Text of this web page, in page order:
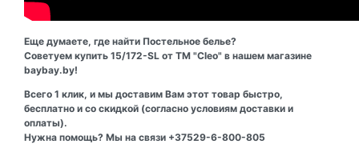
Еще думаете, где найти Постельное белье?
Советуем купить 15/172-SL от ТМ "Cleo" в нашем магазине
baybay.by!
Всего 1 клик, и мы доставим Вам этот товар быстро,
бесплатно и со скидкой (согласно условиям доставки и
оплаты).
Нужна помощь? Мы на связи +37529-6-800-805